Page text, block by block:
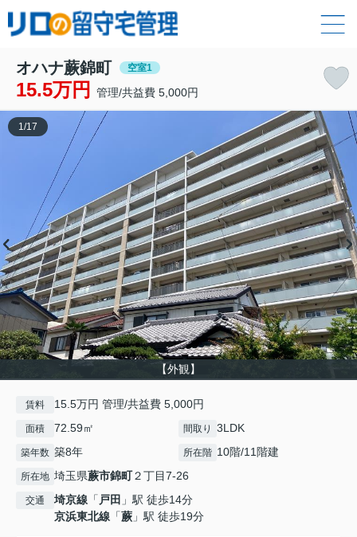
オハナ蕨錦町 空室1
15.5万円 管理/共益費 5,000円
【外観】
1 /17
賃料 15.5万円 管理/共益費 5,000円
面積 72.59㎡ 間取り 3LDK
築年数 築8年 所在階 10階/11階建
所在地 埼玉県蕨市錦町２丁目7-26
交通 埼京線 「 戸田 」駅 徒歩14分
京浜東北線 「蕨 」駅 徒歩19分